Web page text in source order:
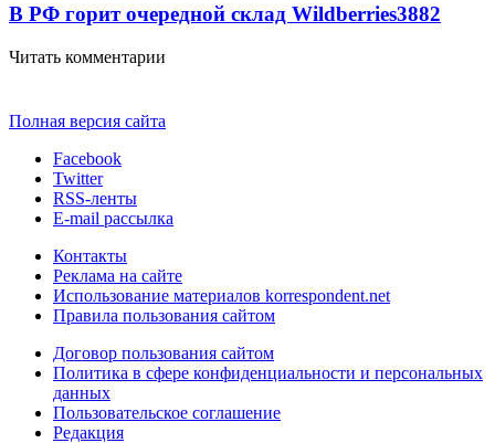
В РФ горит очередной склад Wildberries3882
Читать комментарии
Полная версия сайта
Facebook
Twitter
RSS-ленты
E-mail рассылка
Контакты
Реклама на сайте
Использование материалов korrespondent.net
Правила пользования сайтом
Договор пользования сайтом
Политика в сфере конфиденциальности и персональных
данных
Пользовательское соглашение
Редакция